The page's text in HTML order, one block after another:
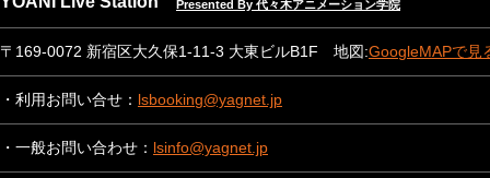
Presented By 代々木アニメーション学院
〒169-0072 新宿区大久保1-11-3 大東ビルB1F 地図:GoogleMAPで見
・利用お問い合せ： lsbooking@yagnet.jp
・一般お問い合わせ： lsinfo@yagnet.jp